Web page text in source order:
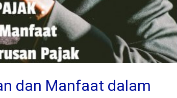
dan Manfaat dalam